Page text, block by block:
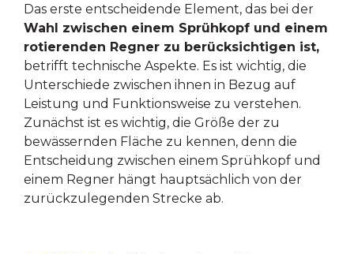
Das erste entscheidende Element, das bei der
Wahl zwischen einem Sprühkopf und einem
rotierenden Regner zu berücksichtigen ist,
betrifft technische Aspekte. Es ist wichtig, die
Unterschiede zwischen ihnen in Bezug auf
Leistung und Funktionsweise zu verstehen.
Zunächst ist es wichtig, die Größe der zu
bewässernden Fläche zu kennen, denn die
Entscheidung zwischen einem Sprühkopf und
einem Regner hängt hauptsächlich von der
zurückzulegenden Strecke ab.